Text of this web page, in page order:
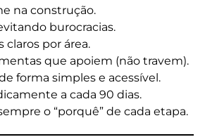
na construção.
burocracias.
claros por área.
que apoiem (não travem).
forma simples e acessível.
a cada 90 dias.
o “porquê” de cada etapa.